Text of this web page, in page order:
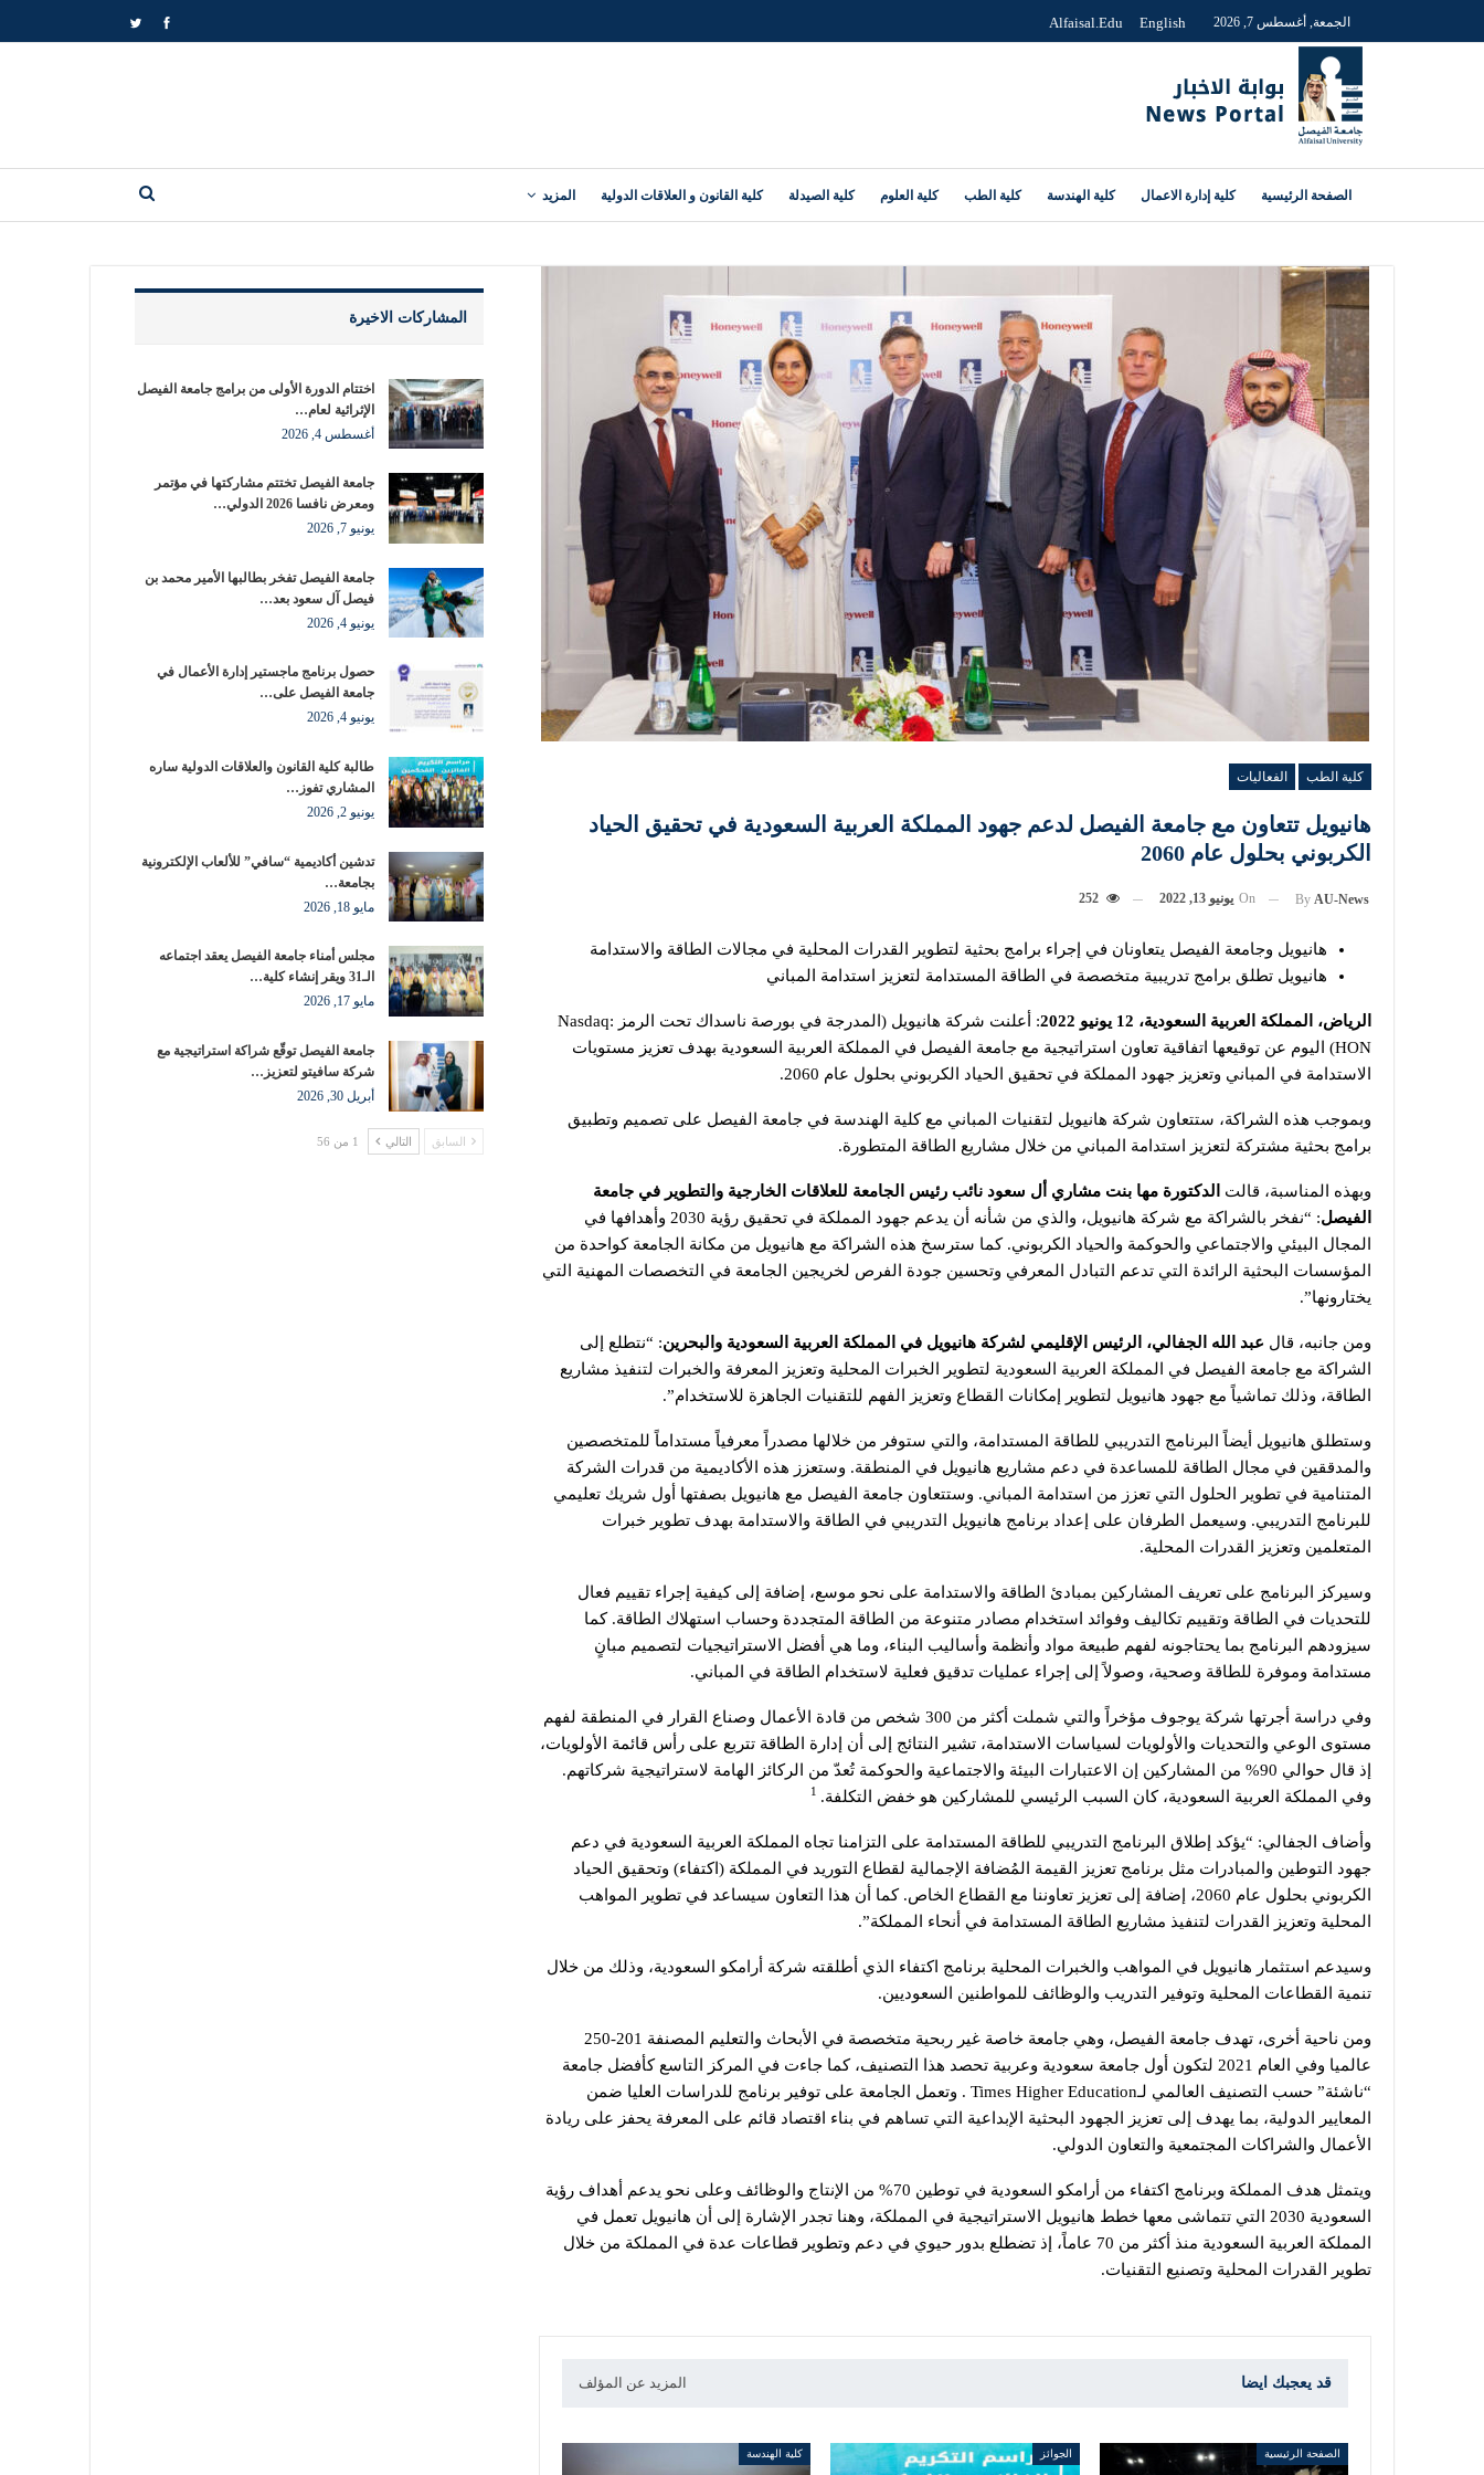
الجمعة, أغسطس 7, 2026 English
Alfaisal.edu
الصفحة الرئيسية كلية إدارة الاعمال كلية الهندسة كلية الطب كلية العلوم كلية الصيدلة كلية القانون و العلاقات الدولية المزيد
كلية الطب الفعاليات
هانيويل تتعاون مع جامعة الفيصل لدعم جهود المملكة العربية السعودية في تحقيق الحياد
الكربوني بحلول عام 2060
By AU-News
On يونيو 13, 2022 252
هانيويل وجامعة الفيصل يتعاونان في إجراء برامج بحثية لتطوير القدرات المحلية في مجالات الطاقة والاستدامة
هانيويل تطلق برامج تدريبية متخصصة في الطاقة المستدامة لتعزيز استدامة المباني
الرياض، المملكة العربية السعودية، 12 يونيو 2022
: أعلنت شركة هانيويل (المدرجة في بورصة ناسداك تحت الرمز Nasdaq:
HON) اليوم عن توقيعها اتفاقية تعاون استراتيجية مع جامعة الفيصل في المملكة العربية السعودية بهدف تعزيز مستويات
الاستدامة في المباني وتعزيز جهود المملكة في تحقيق الحياد الكربوني بحلول عام 2060.
وبموجب هذه الشراكة، ستتعاون شركة هانيويل لتقنيات المباني مع كلية الهندسة في جامعة الفيصل على تصميم وتطبيق
برامج بحثية مشتركة لتعزيز استدامة المباني من خلال مشاريع الطاقة المتطورة.
وبهذه المناسبة، قالت الدكتورة مها بنت مشاري أل سعود نائب رئيس الجامعة للعلاقات الخارجية والتطوير في جامعة
الفيصل
: “نفخر بالشراكة مع شركة هانيويل، والذي من شأنه أن يدعم جهود المملكة في تحقيق رؤية 2030 وأهدافها في
المجال البيئي والاجتماعي والحوكمة والحياد الكربوني. كما سترسخ هذه الشراكة مع هانيويل من مكانة الجامعة كواحدة من
المؤسسات البحثية الرائدة التي تدعم التبادل المعرفي وتحسين جودة الفرص لخريجين الجامعة في التخصصات المهنية التي
يختارونها”.
ومن جانبه، قال عبد الله الجفالي، الرئيس الإقليمي لشركة هانيويل في المملكة العربية السعودية والبحرين: “نتطلع إلى
الشراكة مع جامعة الفيصل في المملكة العربية السعودية لتطوير الخبرات المحلية وتعزيز المعرفة والخبرات لتنفيذ مشاريع
الطاقة، وذلك تماشياً مع جهود هانيويل لتطوير إمكانات القطاع وتعزيز الفهم للتقنيات الجاهزة للاستخدام”.
وستطلق هانيويل أيضاً البرنامج التدريبي للطاقة المستدامة، والتي ستوفر من خلالها مصدراً معرفياً مستداماً للمتخصصين
والمدققين في مجال الطاقة للمساعدة في دعم مشاريع هانيويل في المنطقة. وستعزز هذه الأكاديمية من قدرات الشركة
المتنامية في تطوير الحلول التي تعزز من استدامة المباني. وستتعاون جامعة الفيصل مع هانيويل بصفتها أول شريك تعليمي
للبرنامج التدريبي. وسيعمل الطرفان على إعداد برنامج هانيويل التدريبي في الطاقة والاستدامة بهدف تطوير خبرات
المتعلمين وتعزيز القدرات المحلية.
وسيركز البرنامج على تعريف المشاركين بمبادئ الطاقة والاستدامة على نحو موسع، إضافة إلى كيفية إجراء تقييم فعال
للتحديات في الطاقة وتقييم تكاليف وفوائد استخدام مصادر متنوعة من الطاقة المتجددة وحساب استهلاك الطاقة. كما
سيزودهم البرنامج بما يحتاجونه لفهم طبيعة مواد وأنظمة وأساليب البناء، وما هي أفضل الاستراتيجيات لتصميم مبانٍ
مستدامة وموفرة للطاقة وصحية، وصولاً إلى إجراء عمليات تدقيق فعلية لاستخدام الطاقة في المباني.
وفي دراسة أجرتها شركة يوجوف مؤخراً والتي شملت أكثر من 300 شخص من قادة الأعمال وصناع القرار في المنطقة لفهم
مستوى الوعي والتحديات والأولويات لسياسات الاستدامة، تشير النتائج إلى أن إدارة الطاقة تتربع على رأس قائمة الأولويات،
إذ قال حوالي 90% من المشاركين إن الاعتبارات البيئة والاجتماعية والحوكمة تُعدّ من الركائز الهامة لاستراتيجية شركاتهم.
وفي المملكة العربية السعودية، كان السبب الرئيسي للمشاركين هو خفض التكلفة.
وأضاف الجفالي: “يؤكد إطلاق البرنامج التدريبي للطاقة المستدامة على التزامنا تجاه المملكة العربية السعودية في دعم
جهود التوطين والمبادرات مثل برنامج تعزيز القيمة المُضافة الإجمالية لقطاع التوريد في المملكة (اكتفاء) وتحقيق الحياد
الكربوني بحلول عام 2060، إضافة إلى تعزيز تعاوننا مع القطاع الخاص. كما أن هذا التعاون سيساعد في تطوير المواهب
المحلية وتعزيز القدرات لتنفيذ مشاريع الطاقة المستدامة في أنحاء المملكة”.
وسيدعم استثمار هانيويل في المواهب والخبرات المحلية برنامج اكتفاء الذي أطلقته شركة أرامكو السعودية، وذلك من خلال
تنمية القطاعات المحلية وتوفير التدريب والوظائف للمواطنين السعوديين.
ومن ناحية أخرى، تهدف جامعة الفيصل، وهي جامعة خاصة غير ربحية متخصصة في الأبحاث والتعليم المصنفة 201-250
عالميا وفي العام 2021 لتكون أول جامعة سعودية وعربية تحصد هذا التصنيف، كما جاءت في المركز التاسع كأفضل جامعة
“ناشئة” حسب التصنيف العالمي لـTimes Higher Education . وتعمل الجامعة على توفير برنامج للدراسات العليا ضمن
المعايير الدولية، بما يهدف إلى تعزيز الجهود البحثية الإبداعية التي تساهم في بناء اقتصاد قائم على المعرفة يحفز على ريادة
الأعمال والشراكات المجتمعية والتعاون الدولي.
ويتمثل هدف المملكة وبرنامج اكتفاء من أرامكو السعودية في توطين 70% من الإنتاج والوظائف وعلى نحو يدعم أهداف رؤية
السعودية 2030 التي تتماشى معها خطط هانيويل الاستراتيجية في المملكة، وهنا تجدر الإشارة إلى أن هانيويل تعمل في
المملكة العربية السعودية منذ أكثر من 70 عاماً، إذ تضطلع بدور حيوي في دعم وتطوير قطاعات عدة في المملكة من خلال
تطوير القدرات المحلية وتصنيع التقنيات.
قد يعجبك ايضا المزيد عن المؤلف
الصفحة الرئيسية الجوائز كلية الهندسة
المشاركات الاخيرة
اختتام الدورة الأولى من برامج جامعة الفيصل
الإثرائية لعام…
أغسطس 4, 2026
جامعة الفيصل تختتم مشاركتها في مؤتمر
ومعرض نافسا 2026 الدولي…
يونيو 7, 2026
جامعة الفيصل تفخر بطالبها الأمير محمد بن
فيصل آل سعود بعد…
يونيو 4, 2026
حصول برنامج ماجستير إدارة الأعمال في
جامعة الفيصل على…
يونيو 4, 2026
طالبة كلية القانون والعلاقات الدولية ساره
المشاري تفوز…
يونيو 2, 2026
تدشين أكاديمية “سافي” للألعاب الإلكترونية
بجامعة…
مايو 18, 2026
مجلس أمناء جامعة الفيصل يعقد اجتماعه
الـ31 ويقر إنشاء كلية…
مايو 17, 2026
جامعة الفيصل توقّع شراكة استراتيجية مع
شركة سافيتو لتعزيز…
أبريل 30, 2026
السابق التالي 1 من 56